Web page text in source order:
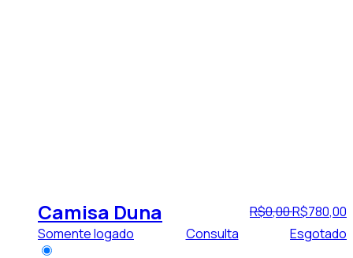
Camisa Duna R$0,00R$780,00
Somente logado
Consulta Esgotado